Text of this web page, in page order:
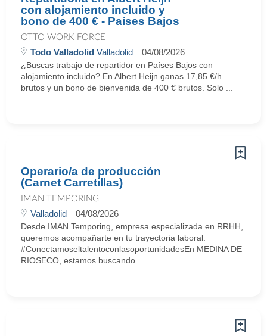
con alojamiento incluido y
bono de 400 € - Países Bajos
OTTO WORK FORCE
Todo Valladolid Valladolid 04/08/2026
¿Buscas trabajo de repartidor en Países Bajos con
alojamiento incluido? En Albert Heijn ganas 17,85 €/h
brutos y un bono de bienvenida de 400 € brutos. Solo ...
Operario/a de producción
(Carnet Carretillas)
IMAN TEMPORING
Valladolid 04/08/2026
Desde IMAN Temporing, empresa especializada en RRHH,
queremos acompañarte en tu trayectoria laboral.
#ConectamoseltalentoconlasoportunidadesEn MEDINA DE
RIOSECO, estamos buscando ...